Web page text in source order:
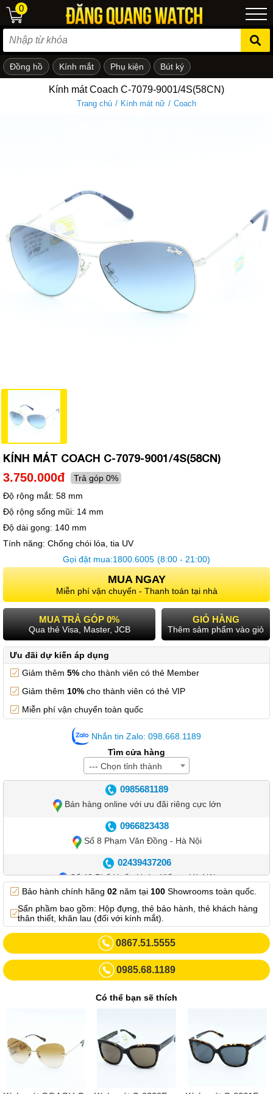
em
0
Đồng hồ Kính mắt Phụ kiện Bút ký
Kính mát Coach C-7079-9001/4S(58CN)
Trang chủ / Kính mát nữ / Coach
KÍNH MÁT COACH C-7079-9001/4S(58CN)
3.750.000đ
Trả góp 0%
Độ rộng mắt: 58 mm
Độ rộng sống mũi: 14 mm
Độ dài gọng: 140 mm
Tính năng: Chống chói lóa, tia UV
Gọi đặt mua:1800.6005 (8:00 - 21:00)
MUA NGAY
Miễn phí vận chuyển - Thanh toán tại nhà
MUA TRẢ GÓP 0%
Qua thẻ Visa, Master, JCB
GIỎ HÀNG
Thêm sảm phẩm vào giỏ
Ưu đãi dự kiến áp dụng
Giảm thêm 5% cho thành viên có thẻ Member
Giảm thêm 10% cho thành viên có thẻ VIP
Miễn phí vận chuyển toàn quốc
Nhắn tin Zalo: 098.668.1189
Tìm cửa hàng
--- Chọn tỉnh thành
0985681189
Bán hàng online với ưu đãi riêng cực lớn
0966823438
Số 8 Phạm Văn Đồng - Hà Nội
02439437206
Số 42 Phố Huế - Hoàn Kiếm – Hà Nội
0982.769.887
Showroom 3: Số 87 Trương Định - Hai Bà Trưng - Hà Nội.
0969102552
Số 55 Trần Đăng Ninh – Cầu Giấy – Hà Nội
0963264832
02432232319
Số 413 Quang Trung - Hà Đông - Hà Nội
Bảo hành chính hãng 02 năm tại 100 Showrooms toàn quốc.
Sẩn phầm bao gồm: Hộp đựng, thẻ bảo hành, thẻ khách hàng
thân thiết, khăn lau (đối với kính mắt).
0867.51.5555
0985.68.1189
Có thể bạn sẽ thích